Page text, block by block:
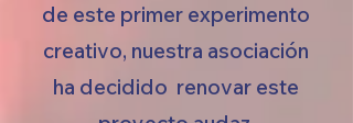
de este primer experimento
creativo, nuestra asociación
ha decidido renovar este